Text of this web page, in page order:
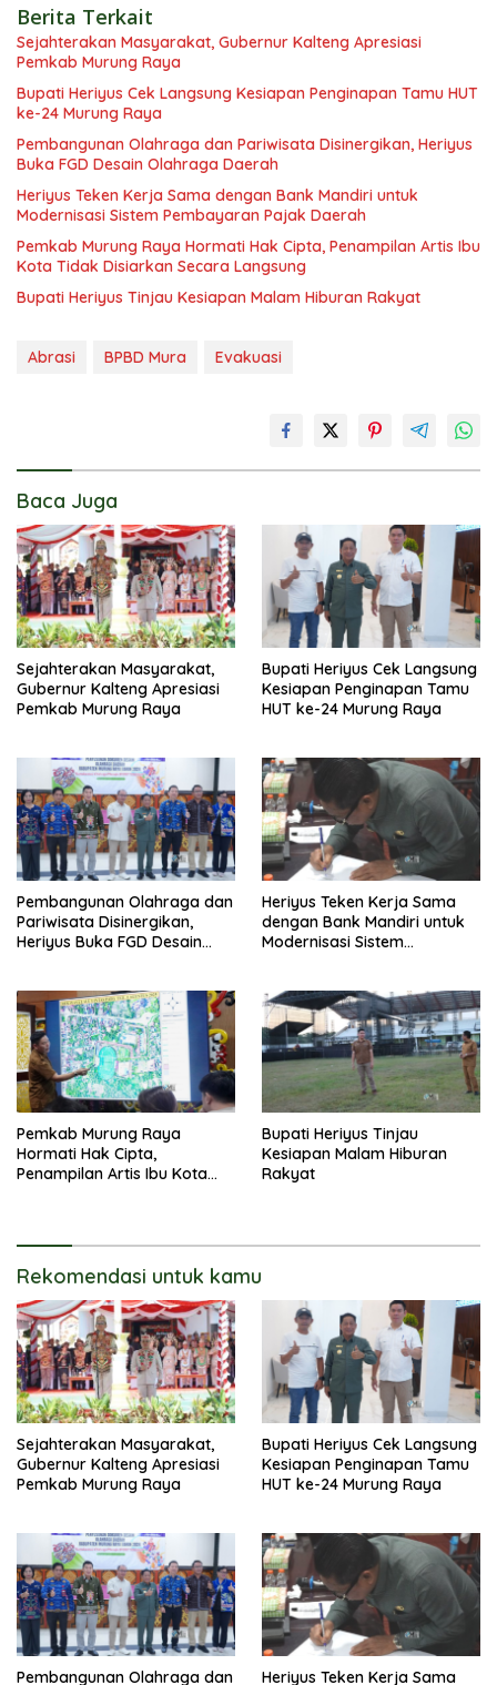
Berita Terkait
Sejahterakan Masyarakat, Gubernur Kalteng Apresiasi
Pemkab Murung Raya
Bupati Heriyus Cek Langsung Kesiapan Penginapan Tamu HUT
ke-24 Murung Raya
Pembangunan Olahraga dan Pariwisata Disinergikan, Heriyus
Buka FGD Desain Olahraga Daerah
Heriyus Teken Kerja Sama dengan Bank Mandiri untuk
Modernisasi Sistem Pembayaran Pajak Daerah
Pemkab Murung Raya Hormati Hak Cipta, Penampilan Artis Ibu
Kota Tidak Disiarkan Secara Langsung
Bupati Heriyus Tinjau Kesiapan Malam Hiburan Rakyat
Abrasi BPBD Mura Evakuasi
Baca Juga
Sejahterakan Masyarakat,
Gubernur Kalteng Apresiasi
Pemkab Murung Raya
Bupati Heriyus Cek Langsung
Kesiapan Penginapan Tamu
HUT ke-24 Murung Raya
Pembangunan Olahraga dan
Pariwisata Disinergikan,
Heriyus Buka FGD Desain
Heriyus Teken Kerja Sama
dengan Bank Mandiri untuk
Modernisasi Sistem
Pemkab Murung Raya
Hormati Hak Cipta,
Penampilan Artis Ibu Kota
Bupati Heriyus Tinjau
Kesiapan Malam Hiburan
Rakyat
Rekomendasi untuk kamu
Sejahterakan Masyarakat,
Gubernur Kalteng Apresiasi
Pemkab Murung Raya
Bupati Heriyus Cek Langsung
Kesiapan Penginapan Tamu
HUT ke-24 Murung Raya
Pembangunan Olahraga dan Heriyus Teken Kerja Sama